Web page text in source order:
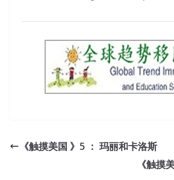
《触摸美国 》5 ： 玛丽和卡洛斯
《触摸